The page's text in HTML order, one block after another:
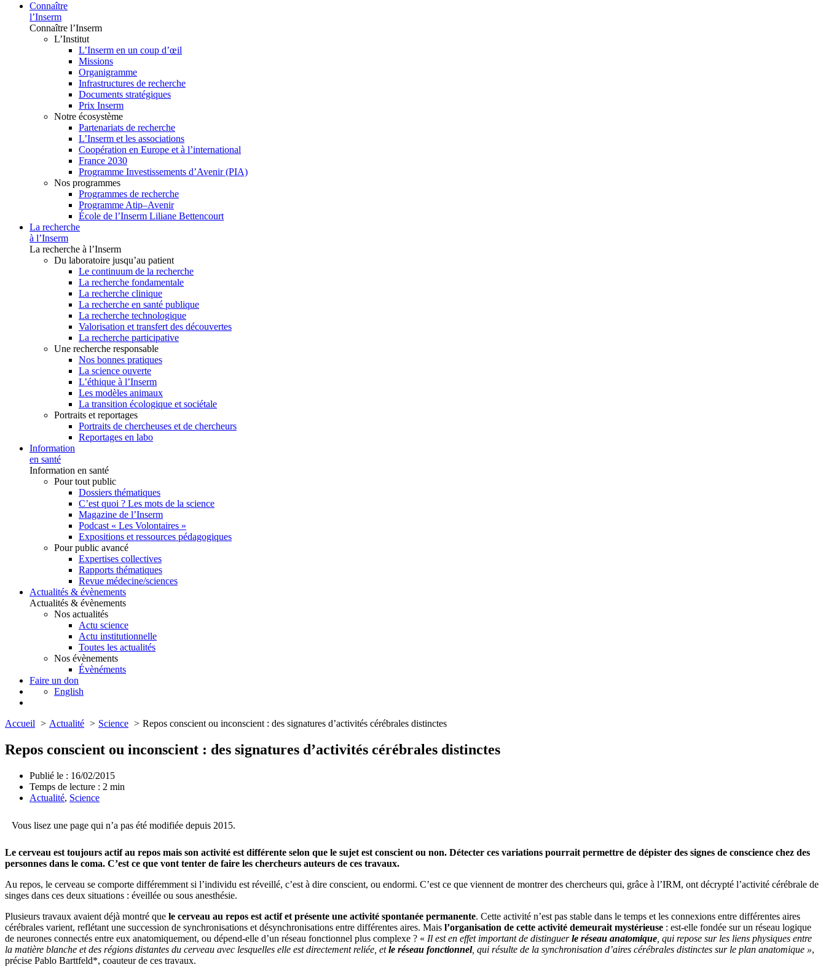
Connaître
l’Inserm
Connaître l’Inserm
L’Institut
L’Inserm en un coup d’œil
Missions
Organigramme
Infrastructures de recherche
Documents stratégiques
Prix Inserm
Notre écosystème
Partenariats de recherche
L’Inserm et les associations
Coopération en Europe et à l’international
France 2030
Programme Investissements d’Avenir (PIA)
Nos programmes
Programmes de recherche
Programme Atip–Avenir
École de l’Inserm Liliane Bettencourt
La recherche
à l’Inserm
La recherche à l’Inserm
Du laboratoire jusqu’au patient
Le continuum de la recherche
La recherche fondamentale
La recherche clinique
La recherche en santé publique
La recherche technologique
Valorisation et transfert des découvertes
La recherche participative
Une recherche responsable
Nos bonnes pratiques
La science ouverte
L’éthique à l’Inserm
Les modèles animaux
La transition écologique et sociétale
Portraits et reportages
Portraits de chercheuses et de chercheurs
Reportages en labo
Information
en santé
Information en santé
Pour tout public
Dossiers thématiques
C’est quoi ? Les mots de la science
Magazine de l’Inserm
Podcast « Les Volontaires »
Expositions et ressources pédagogiques
Pour public avancé
Expertises collectives
Rapports thématiques
Revue médecine/sciences
Actualités & évènements
Actualités & évènements
Nos actualités
Actu science
Actu institutionnelle
Toutes les actualités
Nos évènements
Évènéments
Faire un don
English
Accueil Actualité Science Repos conscient ou inconscient : des signatures d’activités cérébrales distinctes
Repos conscient ou inconscient : des signatures d’activités cérébrales distinctes
Publié le : 16/02/2015
Temps de lecture : 2 min
Actualité, Science
Vous lisez une page qui n’a pas été modifiée depuis 2015.
Le cerveau est toujours actif au repos mais son activité est différente selon que le sujet est conscient ou non. Détecter ces variations pourrait permettre de dépister des signes de conscience chez des
personnes dans le coma. C’est ce que vont tenter de faire les chercheurs auteurs de ces travaux.
Au repos, le cerveau se comporte différemment si l’individu est réveillé, c’est à dire conscient, ou endormi. C’est ce que viennent de montrer des chercheurs qui, grâce à l’IRM, ont décrypté l’activité cérébrale de
singes dans ces deux situations : éveillée ou sous anesthésie.
Plusieurs travaux avaient déjà montré que le cerveau au repos est actif et présente une activité spontanée permanente. Cette activité n’est pas stable dans le temps et les connexions entre différentes aires
cérébrales varient, reflétant une succession de synchronisations et désynchronisations entre différentes aires. Mais l’organisation de cette activité demeurait mystérieuse : est-elle fondée sur un réseau logique
de neurones connectés entre eux anatomiquement, ou dépend-elle d’un réseau fonctionnel plus complexe ? « Il est en effet important de distinguerle réseau anatomique , qui repose sur les liens physiques entre
la matière blanche et des régions distantes du cerveau avec lesquelles elle est directement reliée, etle réseau fonctionnel, qui résulte de la synchronisation d’aires cérébrales distinctes sur le plan anatomique »,
précise Pablo Barttfeld*, coauteur de ces travaux.